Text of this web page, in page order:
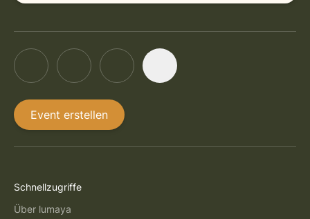
Event erstellen
Schnellzugriffe
Über lumaya